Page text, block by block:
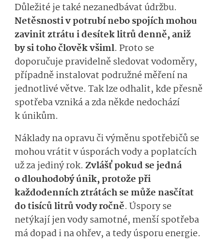
Důležité je také nezanedbávat údržbu.
Netěsnosti v potrubí nebo spojích mohou
zavinit ztrátu i desítek litrů denně, aniž
by si toho člověk všiml. Proto se
doporučuje pravidelně sledovat vodoměry,
případně instalovat podružné měření na
jednotlivé větve. Tak lze odhalit, kde přesně
spotřeba vzniká a zda někde nedochází
k únikům.
Náklady na opravu či výměnu spotřebičů se
mohou vrátit v úsporách vody a poplatcích
už za jediný rok. Zvlášť pokud se jedná
o dlouhodobý únik, protože při
každodenních ztrátách se může nasčítat
do tisíců litrů vody ročně. Úspory se
netýkají jen vody samotné, menší spotřeba
má dopad i na ohřev, a tedy úsporu energie.